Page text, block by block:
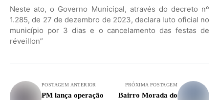
Neste ato, o Governo Municipal, através do decreto nº
1.285, de 27 de dezembro de 2023, declara luto oficial no
município por 3 dias e o cancelamento das festas de
réveillon”
POSTAGEM ANTERIOR
PM lança operação
PRÓXIMA POSTAGEM
Bairro Morada do